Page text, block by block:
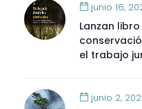
Lanzan
el trabajo
junio 16,
junio 2,